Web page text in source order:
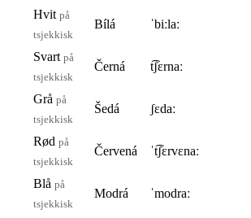
Hvit på
tsjekkisk
Bílá ˈbiːlaː
Svart på
tsjekkisk
Černá t͡ʃɛrnaː
Grå på
tsjekkisk
Šedá ʃɛdaː
Rød på
tsjekkisk
Červená ˈt͡ʃɛrvɛnaː
Blå på
tsjekkisk
Modrá ˈmodraː